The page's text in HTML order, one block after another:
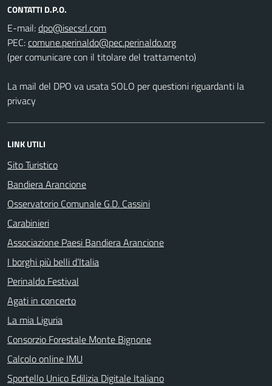
CONTATTI D.P.O.
E-mail:
PEC:
(per comunicare con il titolare del trattamento)
La mail del DPO va usata SOLO per questioni riguardanti la
privacy
LINK UTILI
Sito Turistico
Bandiera Arancione
Osservatorio Comunale G.D. Cassini
Carabinieri
Associazione Paesi Bandiera Arancione
I borghi più belli d’Italia
Perinaldo Festival
Agati in concerto
La mia Liguria
Consorzio Forestale Monte Bignone
Calcolo online IMU
Sportello Unico Edilizia Digitale Italiano